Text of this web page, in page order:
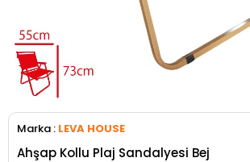
Marka : LEVA HOUSE
Ahşap Kollu Plaj Sandalyesi Bej